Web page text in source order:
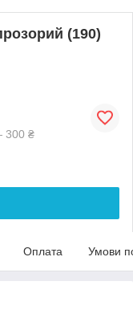
(190)
300 ₴
Оплата Умови